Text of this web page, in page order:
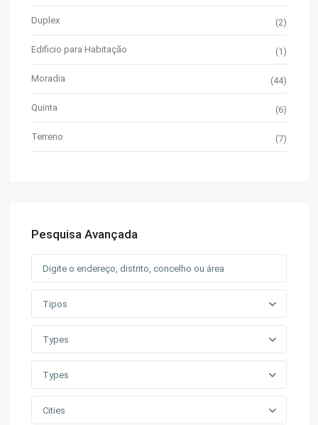
Duplex (2)
Edificio para Habitação (1)
Moradia (44)
Quinta (6)
Terreno (7)
Pesquisa Avançada
Tipos
Types
Types
Cities